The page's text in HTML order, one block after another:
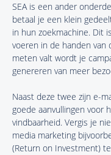
SEA is een ander
betaal je een klein
in hun zoekmachine. Dit
voeren in de handen van
meten valt wordt je
genereren van meer
Naast deze twee zijn e-
goede aanvullingen voor
vindbaarheid. Vergis je
media marketing
(Return on Investment)